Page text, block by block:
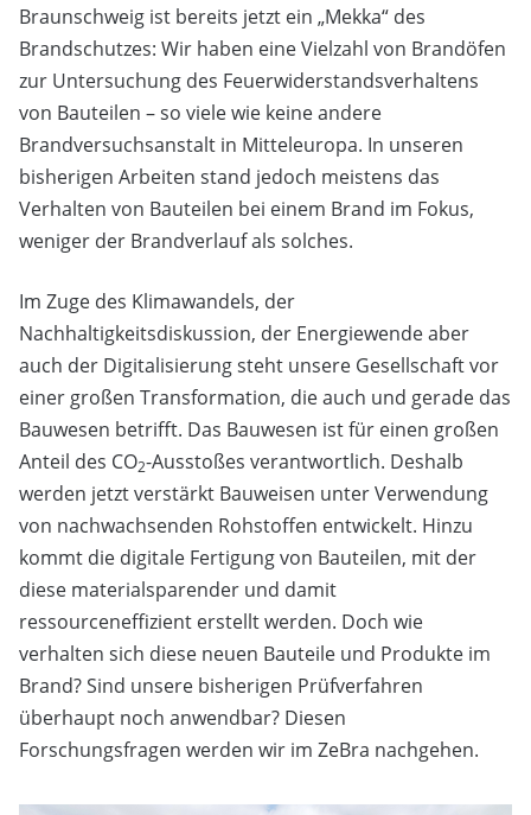
Braunschweig ist bereits jetzt ein „Mekka“ des
Brandschutzes: Wir haben eine Vielzahl von Brandöfen
zur Untersuchung des Feuerwiderstandsverhaltens
von Bauteilen – so viele wie keine andere
Brandversuchsanstalt in Mitteleuropa. In unseren
bisherigen Arbeiten stand jedoch meistens das
Verhalten von Bauteilen bei einem Brand im Fokus,
weniger der Brandverlauf als solches.
Im Zuge des Klimawandels, der
Nachhaltigkeitsdiskussion, der Energiewende aber
auch der Digitalisierung steht unsere Gesellschaft vor
einer großen Transformation, die auch und gerade das
Bauwesen betrifft. Das Bauwesen ist für einen großen
Anteil des CO2-Ausstoßes verantwortlich. Deshalb
werden jetzt verstärkt Bauweisen unter Verwendung
von nachwachsenden Rohstoffen entwickelt. Hinzu
kommt die digitale Fertigung von Bauteilen, mit der
diese materialsparender und damit
ressourceneffizient erstellt werden. Doch wie
verhalten sich diese neuen Bauteile und Produkte im
Brand? Sind unsere bisherigen Prüfverfahren
überhaupt noch anwendbar? Diesen
Forschungsfragen werden wir im ZeBra nachgehen.